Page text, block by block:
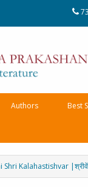
Authors Best
Kalahastishvar